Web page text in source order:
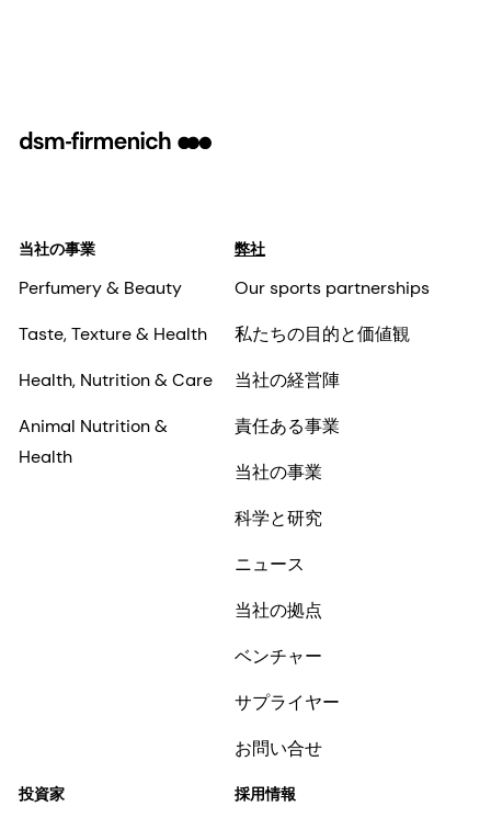
当社の事業
Perfumery & Beauty
Taste, Texture & Health
Health, Nutrition & Care
Animal Nutrition &
Health
弊社
Our sports partnerships
私たちの目的と価値観
当社の経営陣
責任ある事業
当社の事業
科学と研究
ニュース
当社の拠点
ベンチャー
サプライヤー
お問い合せ
投資家 採用情報